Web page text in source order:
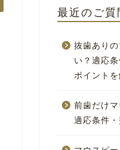
最近のご質
抜歯あり
い？適応
ポイントを
前歯だけ
適応条件